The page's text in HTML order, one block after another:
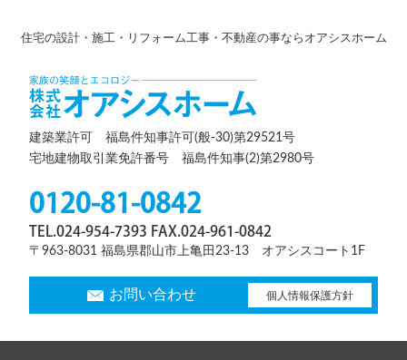
住宅の設計・施工・リフォーム工事・不動産の事ならオアシスホーム
建築業許可 福島件知事許可(般-30)第29521号
宅地建物取引業免許番号 福島件知事(2)第2980号
0120-81-0842
TEL.024-954-7393 FAX.024-961-0842
〒963-8031 福島県郡山市上亀田23-13 オアシスコート1F
お問い合わせ 個人情報保護方針